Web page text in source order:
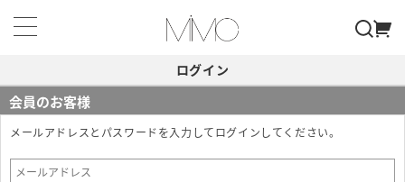
ログイン
会員のお客様
メールアドレスとパスワードを入力してログインしてください。